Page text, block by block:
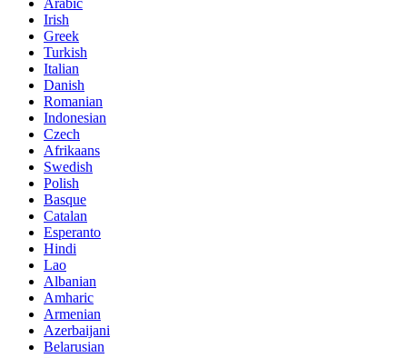
Arabic
Irish
Greek
Turkish
Italian
Danish
Romanian
Indonesian
Czech
Afrikaans
Swedish
Polish
Basque
Catalan
Esperanto
Hindi
Lao
Albanian
Amharic
Armenian
Azerbaijani
Belarusian